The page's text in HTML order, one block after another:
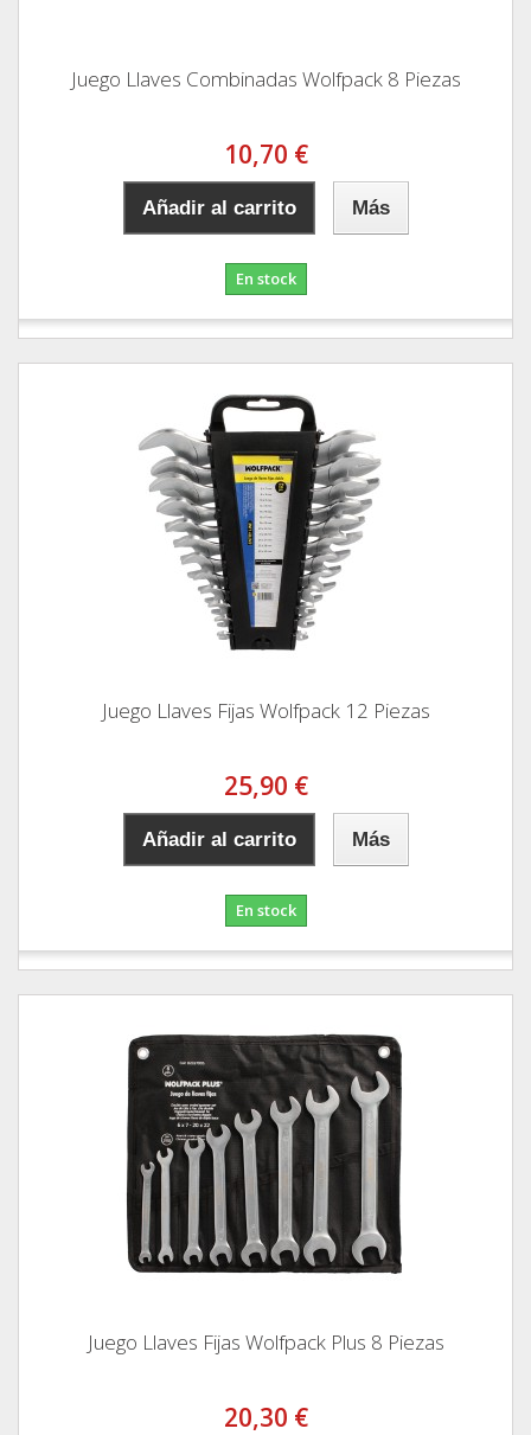
Juego Llaves Combinadas Wolfpack 8 Piezas
10,70 €
Añadir al carrito Más
En stock
Juego Llaves Fijas Wolfpack 12 Piezas
25,90 €
Añadir al carrito Más
En stock
Juego Llaves Fijas Wolfpack Plus 8 Piezas
20,30 €